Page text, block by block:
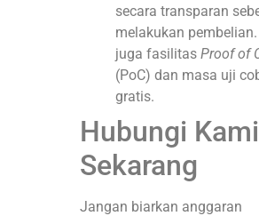
secara transparan
melakukan
juga fasilitas Proof of
(PoC) dan masa uji
gratis.
Hubungi Kami
Sekarang
Jangan biarkan anggaran